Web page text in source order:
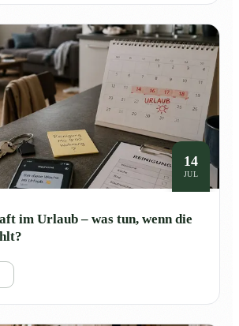
14
JUL
im Urlaub – was tun, wenn die